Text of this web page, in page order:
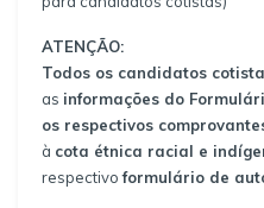
ATENÇÃO:
Todos os candidatos
as informações do
os respectivos
à cota étnica racial e
respectivoformulário de